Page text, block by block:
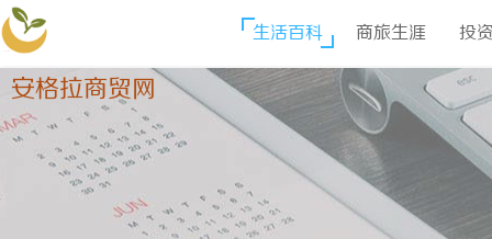
安格拉商贸网
生活百科 商旅生涯 投